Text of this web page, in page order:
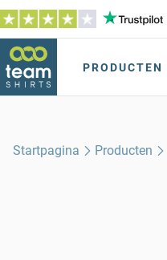
PRODUCTEN
Startpagina Producten